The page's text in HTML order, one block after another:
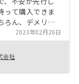
って購入できま
ろん、デメリッ
丁寧に解決して
2023年02月26日
会社